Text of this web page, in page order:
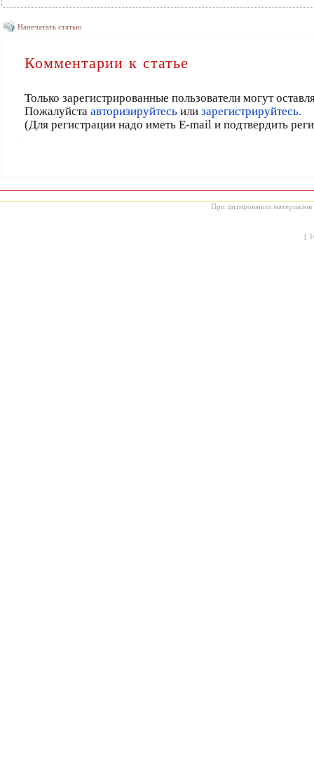
Напечатать статью
Комментарии к статье
Только зарегистрированные пользователи могут
Пожалуйста авторизируйтесьили зарегистрируйтесь.
(Для регистрации надо иметь E-mail и подтвердить
При цитировании материалов
[